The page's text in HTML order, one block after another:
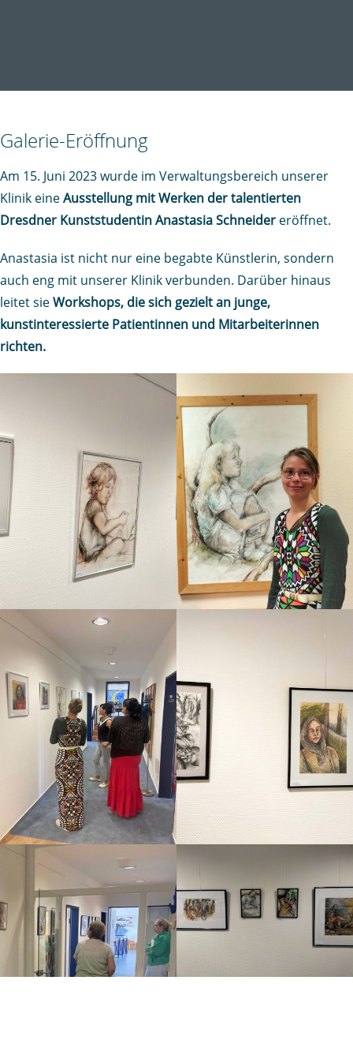
Galerie-Eröffnung
Am 15. Juni 2023 wurde im Verwaltungsbereich unserer
Klinik eineAusstellung mit Werken der talentierten
Dresdner Kunststudentin Anastasia Schneider eröffnet.
Anastasia ist nicht nur eine begabte Künstlerin, sondern
auch eng mit unserer Klinik verbunden. Darüber hinaus
leitet sieWorkshops, die sich gezielt an junge,
kunstinteressierte Patientinnen und Mitarbeiterinnen
richten.